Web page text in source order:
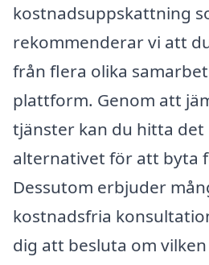
kostnadsuppskattning
rekommenderar vi att
från flera olika
plattform. Genom att
tjänster kan du hitta det
alternativet för att byta
Dessutom erbjuder
kostnadsfria
dig att besluta om